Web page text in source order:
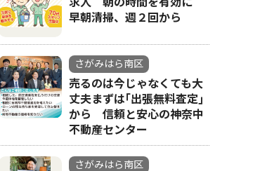
早朝清掃、週２回から
さがみはら南区
売るのは今じゃなくても大
丈夫まずは｢出張無料査定｣
から 信頼と安心の神奈中
不動産センター
さがみはら南区